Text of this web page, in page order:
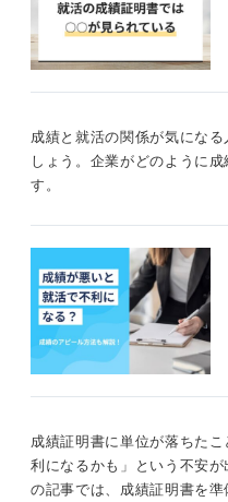
ん。
つまり、単位を落とした
一方で、ほかの学生と比
成績だけで合否が決まる
張ったことの一部として
め、自分の成績に応じて
ね。
0
成績と就活の関係が気にな
しょう。企業がどのように
す。
成績証明書に単位が落ちた
利になるかも」という不安
の記事では、成績証明書を